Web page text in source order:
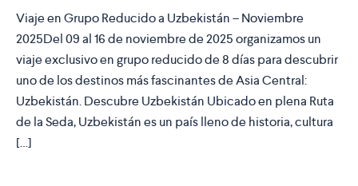
Viaje en Grupo Reducido a Uzbekistán – Noviembre
2025Del 09 al 16 de noviembre de 2025 organizamos un
viaje exclusivo en grupo reducido de 8 días para descubrir
uno de los destinos más fascinantes de Asia Central:
Uzbekistán. Descubre Uzbekistán Ubicado en plena Ruta
de la Seda, Uzbekistán es un país lleno de historia, cultura
[…]